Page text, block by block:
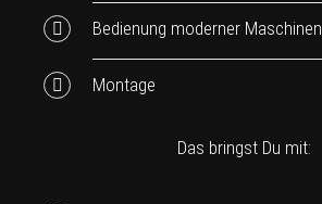
Bedienung moderner Maschinen
Montage
Das bringst Du mit: